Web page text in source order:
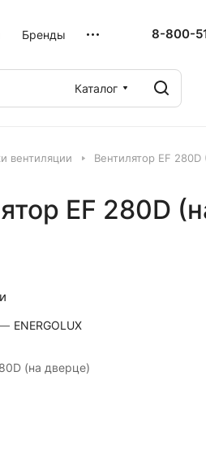
Бренды 8-800-
Каталог
вентиляции Вентилятор EF
EF 280D
ENERGOLUX
(на дверце)